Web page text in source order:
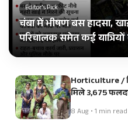
Editor's Pick
चंबा में भीषण बस हादसा,
परिचालक समेत कई
Horticulture /
मिले 3,675
8 Aug • 1 min read